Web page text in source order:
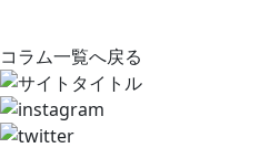
コラム一覧へ戻る